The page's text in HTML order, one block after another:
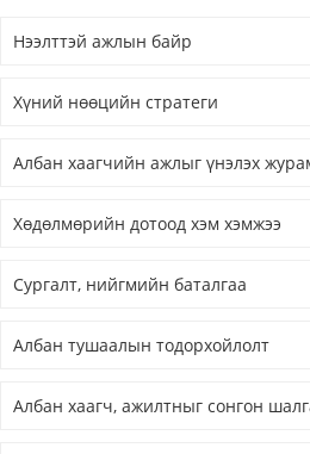
Нээлттэй ажлын байр
Хүний нөөцийн стратеги
Албан хаагчийн ажлыг үнэлэх
Хөдөлмөрийн дотоод хэм хэмжээ
Сургалт, нийгмийн баталгаа
Албан тушаалын тодорхойлолт
Албан хаагч, ажилтныг сонгон